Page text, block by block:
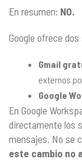
En resumen: NO.
Google ofrece
Gmail
externos
Google
En Google
directamente los
mensajes. No se
este cambio no